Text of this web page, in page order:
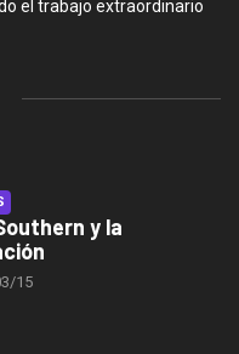
el trabajo extraordinario
y la
15